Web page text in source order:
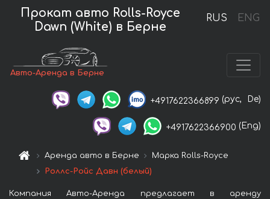
RUS ENG
Прокат авто Rolls-Royce
Dawn (White) в Берне
Авто-Аренда в Берне
+4917622366899 (рус, De)
+4917622366900 (Eng)
Аренда авто в Берне
Марка Rolls-Royce
Роллс-Ройс Давн (белый)
Компания Авто-Аренда предлагает в аренду